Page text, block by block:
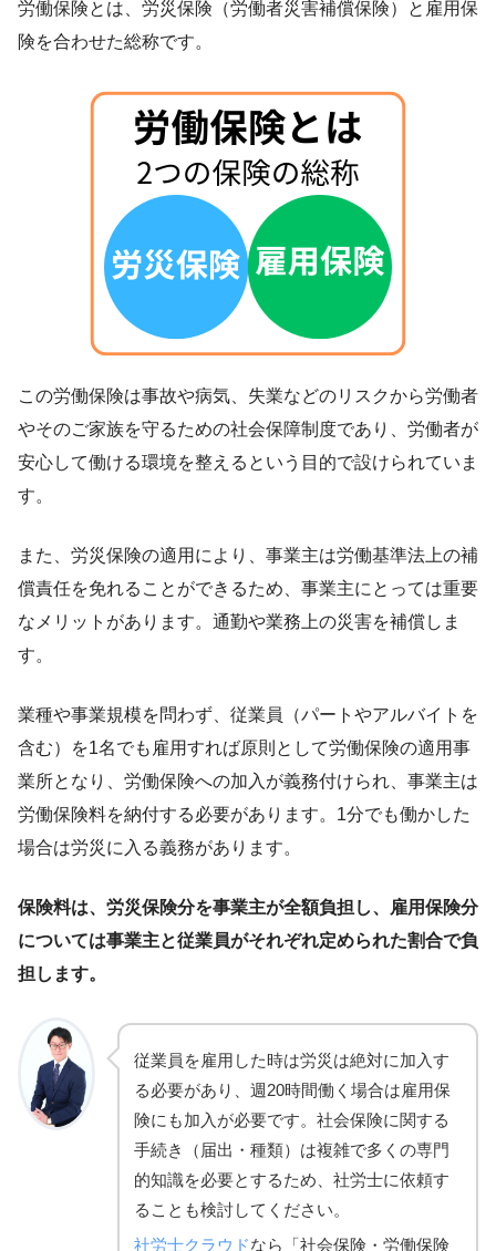
労働保険とは、労災保険（労働者災害補償保険）と雇用保
険を合わせた総称です。
この労働保険は事故や病気、失業などのリスクから労働者
やそのご家族を守るための社会保障制度であり、労働者が
安心して働ける環境を整えるという目的で設けられていま
す。
また、労災保険の適用により、事業主は労働基準法上の補
償責任を免れることができるため、事業主にとっては重要
なメリットがあります。通勤や業務上の災害を補償しま
す。
業種や事業規模を問わず、従業員（パートやアルバイトを
含む）を1名でも雇用すれば原則として労働保険の適用事
業所となり、労働保険への加入が義務付けられ、事業主は
労働保険料を納付する必要があります。1分でも働かした
場合は労災に入る義務があります。
保険料は、労災保険分を事業主が全額負担し、雇用保険分
については事業主と従業員がそれぞれ定められた割合で負
担します。
従業員を雇用した時は労災は絶対に加入す
る必要があり、週20時間働く場合は雇用保
険にも加入が必要です。社会保険に関する
手続き（届出・種類）は複雑で多くの専門
的知識を必要とするため、社労士に依頼す
ることも検討してください。
社労士クラウドなら「社会保険・労働保険